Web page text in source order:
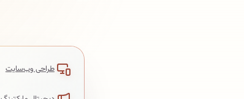
طراحی وب‌سایت